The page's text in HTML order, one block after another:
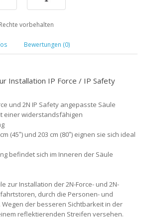
vorbehalten
Bewertungen (0)
Installation IP Force / IP Safety
und 2N IP Safety angepasste Säule
einer widerstandsfähigen
(45ʺ) und 203 cm (80ʺ) eignen sie sich ideal
befindet sich im Inneren der Säule
zur Installation der 2N-Force- und 2N-
durch die Personen- und
der besseren Sichtbarkeit in der
reflektierenden Streifen versehen.